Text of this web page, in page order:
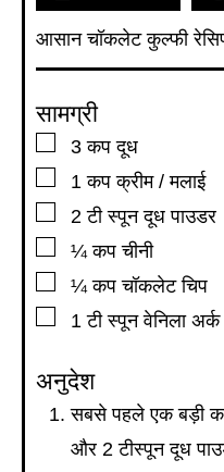
आसान चॉकलेट कुल्फी
सामग्री
▢
3 कप दूध
▢
1 कप क्रीम / मलाई
▢
2 टी स्पून दूध पाउडर
▢
¼ कप चीनी
▢
¼ कप चॉकलेट चिप
▢
1 टी स्पून वेनिला
अनुदेश
सबसे पहले एक बड़ी
और 2 टीस्पून दूध